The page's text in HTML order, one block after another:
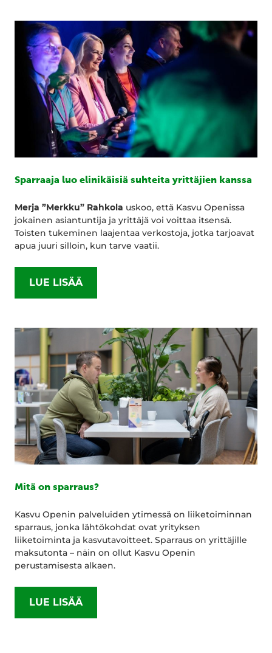
Sparraaja luo elinikäisiä suhteita yrittäjien kanssa
Merja ”Merkku” Rahkola uskoo, että Kasvu Openissa
jokainen asiantuntija ja yrittäjä voi voittaa itsensä.
Toisten tukeminen laajentaa verkostoja, jotka tarjoavat
apua juuri silloin, kun tarve vaatii.
LUE LISÄÄ
Mitä on sparraus?
Kasvu Openin palveluiden ytimessä on liiketoiminnan
sparraus, jonka lähtökohdat ovat yrityksen
liiketoiminta ja kasvutavoitteet. Sparraus on yrittäjille
maksutonta – näin on ollut Kasvu Openin
perustamisesta alkaen.
LUE LISÄÄ